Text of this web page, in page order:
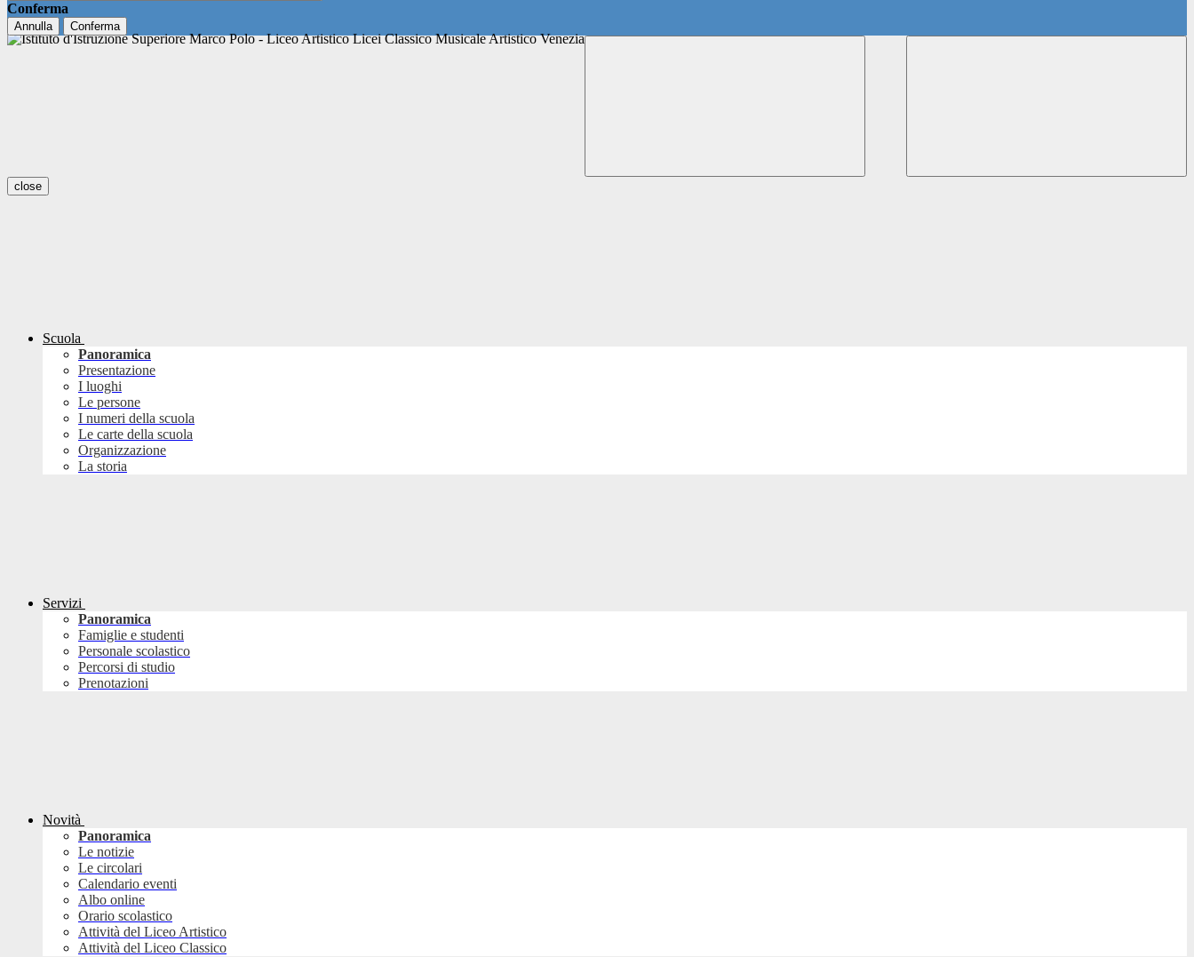
Conferma
Annulla Conferma
close
Scuola
Panoramica
Presentazione
I luoghi
Le persone
I numeri della scuola
Le carte della scuola
Organizzazione
La storia
Servizi
Panoramica
Famiglie e studenti
Personale scolastico
Percorsi di studio
Prenotazioni
Novità
Panoramica
Le notizie
Le circolari
Calendario eventi
Albo online
Orario scolastico
Attività del Liceo Artistico
Attività del Liceo Classico